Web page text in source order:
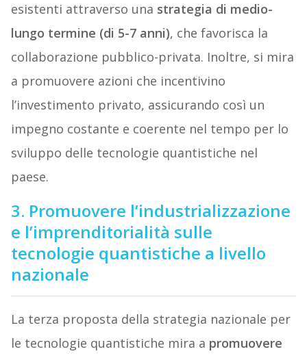
esistenti attraverso una strategia di medio-
lungo termine (di 5-7 anni), che favorisca la
collaborazione pubblico-privata. Inoltre, si mira
a promuovere azioni che incentivino
l’investimento privato, assicurando così un
impegno costante e coerente nel tempo per lo
sviluppo delle tecnologie quantistiche nel
paese.
3. Promuovere l’industrializzazione
e l’imprenditorialità sulle
tecnologie quantistiche a livello
nazionale
La terza proposta della strategia nazionale per
le tecnologie quantistiche mira a promuovere